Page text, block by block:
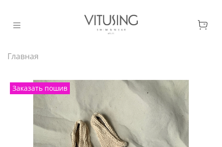
Главная
Заказать пошив